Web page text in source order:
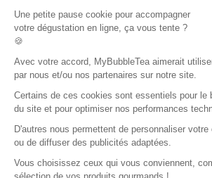
Une petite pause cookie pour accompagner
votre dégustation en ligne, ça vous tente ?
🍪
Avec votre accord, MyBubbleTea aimerait
par nous et/ou nos partenaires sur notre site.
Certains de ces cookies sont essentiels pour le
du site et pour optimiser nos performances
D'autres nous permettent de personnaliser
ou de diffuser des publicités adaptées.
Vous choisissez ceux qui vous conviennent,
© 2018-aujourd'hui My Bubble Tea. Tous